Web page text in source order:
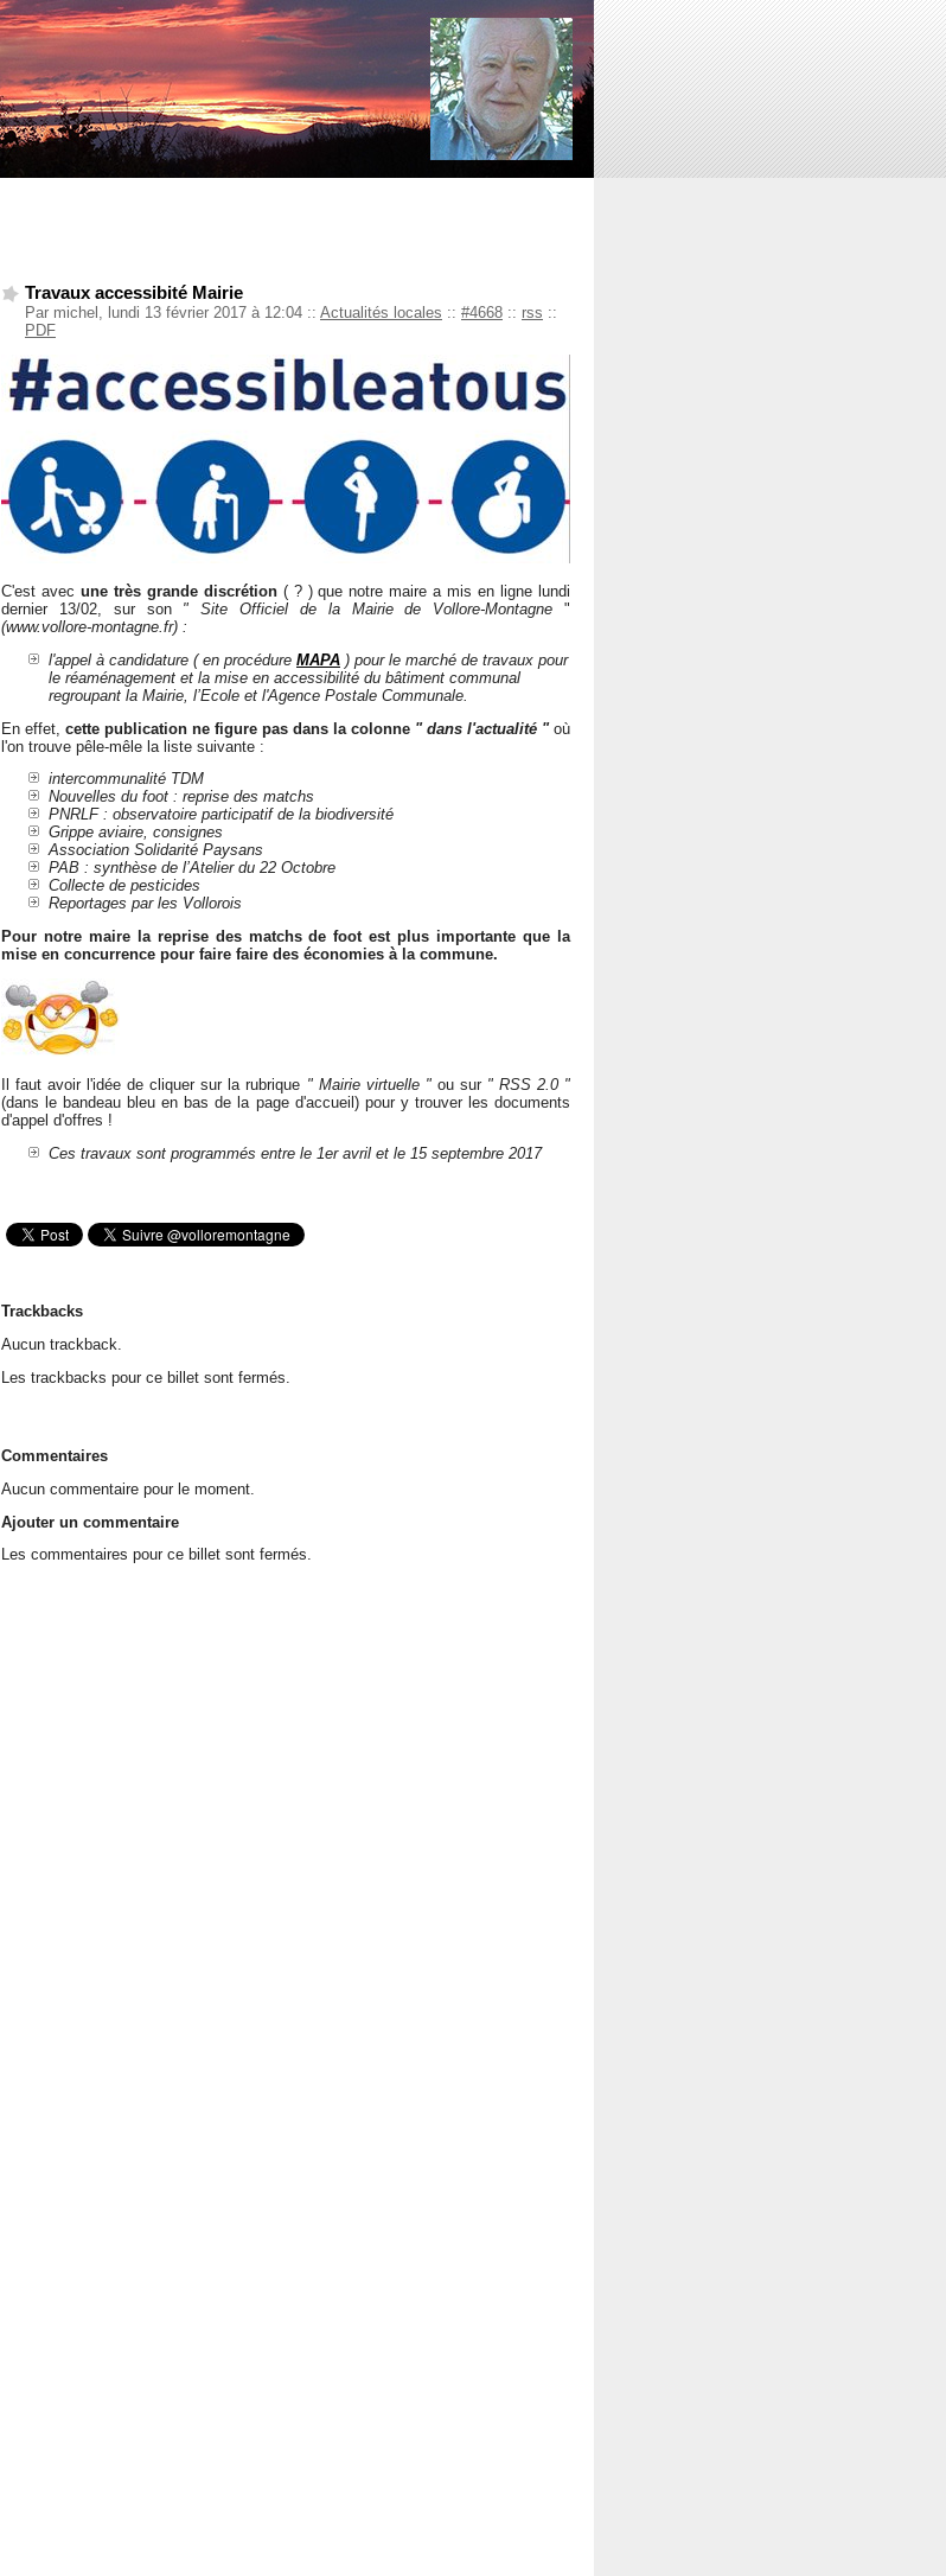
Travaux accessibité Mairie
Par michel, lundi 13 février 2017 à 12:04 :: Actualités locales :: #4668 :: rss ::
PDF
C'est avec une très grande discrétion( ? ) que notre maire a mis en ligne lundi
dernier 13/02, sur son " Site Officiel de la Mairie de Vollore-Montagne "
(www.vollore-montagne.fr) :
l'appel à candidature ( en procédure MAPA ) pour le marché de travaux pour
le réaménagement et la mise en accessibilité du bâtiment communal
regroupant la Mairie, l’Ecole et l'Agence Postale Communale.
En effet, cette publication ne figure pas dans la colonne " dans l'actualité "où
l'on trouve pêle-mêle la liste suivante :
intercommunalité TDM
Nouvelles du foot : reprise des matchs
PNRLF : observatoire participatif de la biodiversité
Grippe aviaire, consignes
Association Solidarité Paysans
PAB : synthèse de l’Atelier du 22 Octobre
Collecte de pesticides
Reportages par les Vollorois
Pour notre maire la reprise des matchs de foot est plus importante que la
mise en concurrence pour faire faire des économies à la commune.
Il faut avoir l'idée de cliquer sur la rubrique " Mairie virtuelle "ou sur " RSS 2.0 "
(dans le bandeau bleu en bas de la page d'accueil) pour y trouver les documents
d'appel d'offres !
Ces travaux sont programmés entre le 1er avril et le 15 septembre 2017
Trackbacks
Aucun trackback.
Les trackbacks pour ce billet sont fermés.
Commentaires
Aucun commentaire pour le moment.
Ajouter un commentaire
Les commentaires pour ce billet sont fermés.